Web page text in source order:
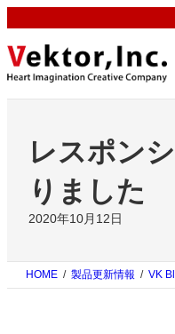
容
を
ス
レスポン
りました
2020年10月12日
HOME 製品更新情報 VK